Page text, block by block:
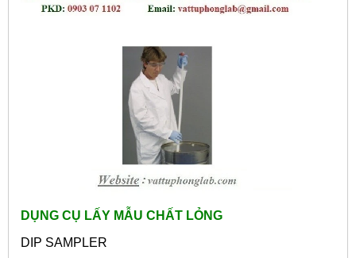
DỤNG CỤ LẤY MẪU CHẤT LỎNG
DIP SAMPLER